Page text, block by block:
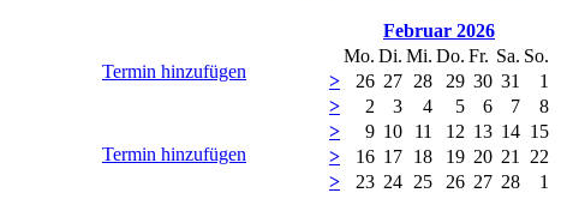
Termin hinzufügen
Termin hinzufügen
Februar 2026
Mo. Di. Mi. Do. Fr. Sa. So.
>
26 27 28 29 30 31
1
>
2 3 4 5 6 7
8
>
9 10 11 12 13 14 15
>
16 17 18 19 20 21
22
>
23 24 25 26 27 28 1